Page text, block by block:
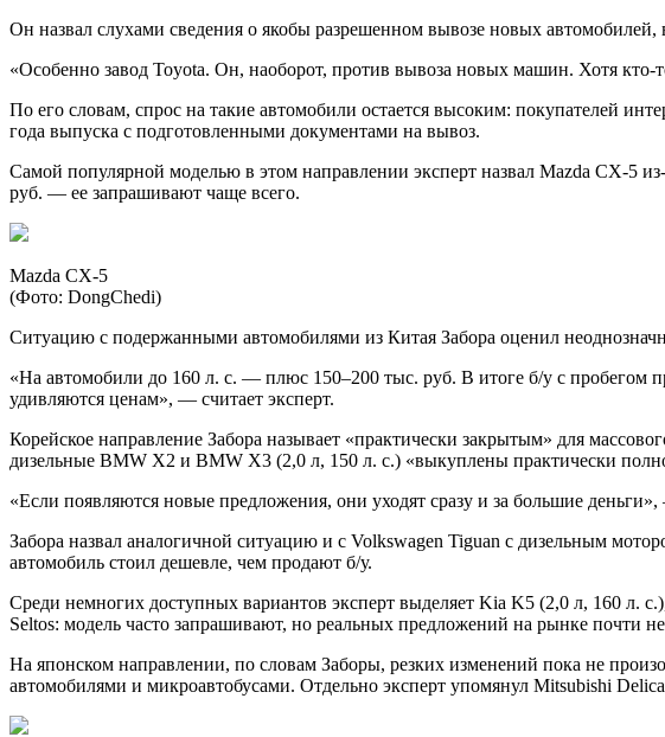
Он назвал слухами сведения о якобы разрешенном вывозе новых автомобилей,
«Особенно завод Toyota. Он, наоборот, против вывоза новых машин. Хотя
По его словам, спрос на такие автомобили остается высоким: покупателей
года выпуска с подготовленными документами на вывоз.
Самой популярной моделью в этом направлении эксперт назвал Mazda CX-5
руб. — ее запрашивают чаще всего.
Mazda CX-5
(Фото: DongChedi)
Ситуацию с подержанными автомобилями из Китая Забора оценил
«На автомобили до 160 л. с. — плюс 150–200 тыс. руб. В итоге б/у с
удивляются ценам», — считает эксперт.
Корейское направление Забора называет «практически закрытым» для
дизельные BMW X2 и BMW X3 (2,0 л, 150 л. с.) «выкуплены практически
«Если появляются новые предложения, они уходят сразу и за большие
Забора назвал аналогичной ситуацию и с Volkswagen Tiguan с дизельным
автомобиль стоил дешевле, чем продают б/у.
Среди немногих доступных вариантов эксперт выделяет Kia K5 (2,0 л, 160 л.
Seltos: модель часто запрашивают, но реальных предложений на рынке почти
На японском направлении, по словам Заборы, резких изменений пока не
автомобилями и микроавтобусами. Отдельно эксперт упомянул Mitsubishi